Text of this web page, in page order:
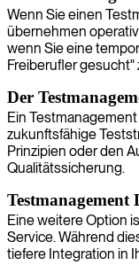
Wenn Sie einen
übernehmen
wenn Sie eine
Freiberufler gesucht"
Der
Ein
zukunftsfähige
Prinzipien oder den
Qualitätssicherung.
Testmanagement
Eine weitere Option
Service. Während
tiefere Integration in